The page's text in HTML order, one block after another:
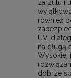
zarzutu i
również
UV,
na długą
Wysokiej
dobrze